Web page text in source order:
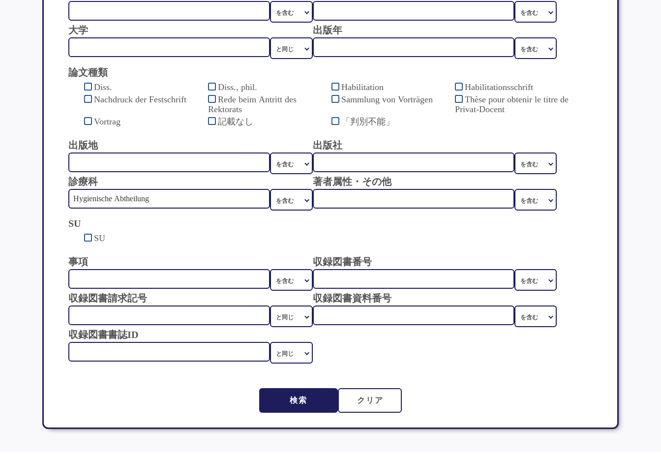
大学 出版年
論文種類
Diss. Diss., phil. Habilitation
Habilitationsschrift
Nachdruck der Festschrift
Rede beim Antritt des
Rektorats
Sammlung von Vorträgen
Thèse pour obtenir le titre de
Privat-Docent
Vortrag
記載なし 「判別不能」
出版地 出版社
診療科 著者属性・その他
SU
SU
事項 収録図書番号
収録図書請求記号 収録図書資料番号
収録図書書誌ID
検索 クリア